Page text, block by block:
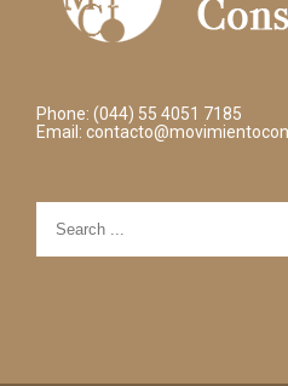
Phone: (044) 55 4051 7185
Email: